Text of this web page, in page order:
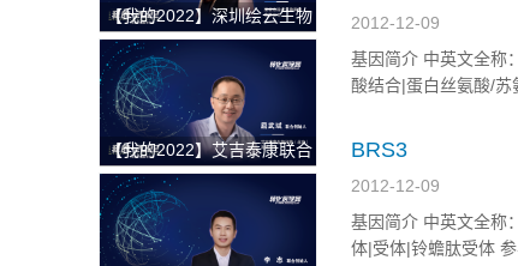
【我的2022】深圳绘云生物
总经理林景超：专注慢病早
筛类临床质谱检测产品，从
临床痛点出发，为临床医学
检验解决更多难题
【我的2022】艾吉泰康联合
创始人屈武斌：对技术精雕
细琢，以客户应用场景为核
心，用特色服务提供基因捕
获整体解决方案
2012-12-09
基因简介 中英文全称
酸结合|蛋白丝氨酸/苏
BRS3
2012-12-09
基因简介 中英文全称
体|受体|铃蟾肽受体